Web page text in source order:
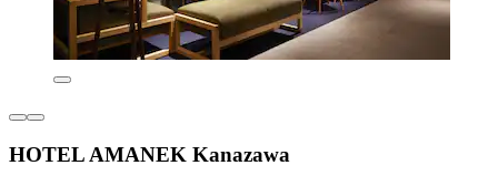
HOTEL AMANEK Kanazawa